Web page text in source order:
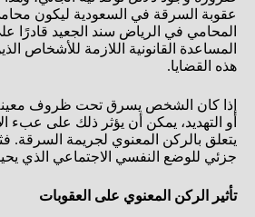
عقوبة السرقة في السعودية ليكون
المحامي في الرياض سند الجعيد قادرًا
المساعدة القانونية اللازمة للأشخاص
هذه القضايا.
إذا كان الشخص يسرق تحت ظروف
أو التهديد، يمكن أن يؤثر ذلك على عبء
يتعلق بالركن المعنوي لجريمة السرقة.
جزئي للوضع النفسي الاجتماعي الذي
تأثير الركن المعنوي على العقوبات